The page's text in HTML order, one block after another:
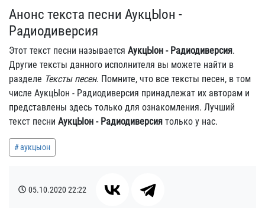
Анонс текста песни АукцЫон -
Радиодиверсия
Этот текст песни называется АукцЫон - Радиодиверсия.
Другие тексты данного исполнителя вы можете найти в
разделе Тексты песен. Помните, что все тексты песен, в том
числе АукцЫон - Радиодиверсия принадлежат их авторам и
представлены здесь только для ознакомления. Лучший
текст песни АукцЫон - Радиодиверсия только у нас.
аукцыон
05.10.202022:22